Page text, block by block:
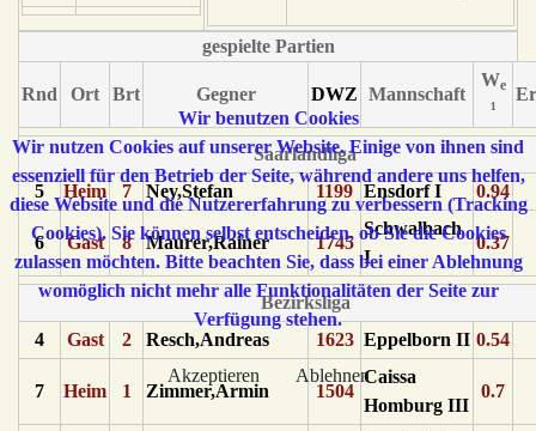
gespielte Partien
Rnd Ort Brt Gegner DWZ Mannschaft
We
¹
Saarlandliga
5
Heim 7 Ney,Stefan 1199 Ensdorf I 0.94
6 Gast 8 Maurer,Rainer 1745
Schwalbach
I
0.37
Bezirksliga
4
Gast 2 Resch,Andreas 1623 Eppelborn II 0.54
7 Heim 1 Zimmer,Armin 1504
Caissa
Homburg III
0.7
Wir benutzen Cookies
Wir nutzen Cookies auf unserer Website. Einige von ihnen sind
essenziell für den Betrieb der Seite, während andere uns helfen,
diese Website und die Nutzererfahrung zu verbessern (Tracking
Cookies). Sie können selbst entscheiden, ob Sie die Cookies
zulassen möchten. Bitte beachten Sie, dass bei einer Ablehnung
womöglich nicht mehr alle Funktionalitäten der Seite zur
Verfügung stehen.
Akzeptieren Ablehnen